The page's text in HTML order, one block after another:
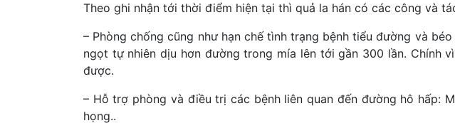
Theo ghi nhận tới thời điểm hiện tại thì quả la hán có các công và
– Phòng chống cũng như hạn chế tình trạng bệnh tiểu đường và
ngọt tự nhiên dịu hơn đường trong mía lên tới gần 300 lần. Chính
được.
– Hỗ trợ phòng và điều trị các bệnh liên quan đến đường hô hấp:
họng..